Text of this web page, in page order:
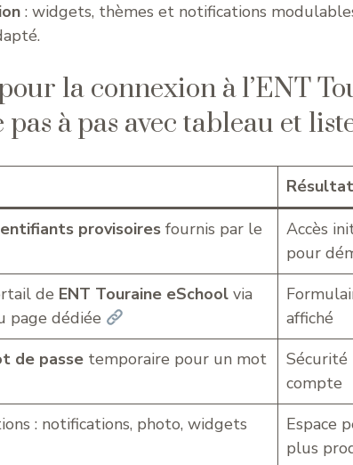
: widgets, thèmes et notifications
la connexion à l’ENT
à pas avec tableau et
provisoiresfournis par le
Accès
pour
de ENT Touraine eSchoolvia
page dédiée
affiché
de passetemporaire pour un mot
Sécurité
compte
: notifications, photo, widgets
Espace
plus